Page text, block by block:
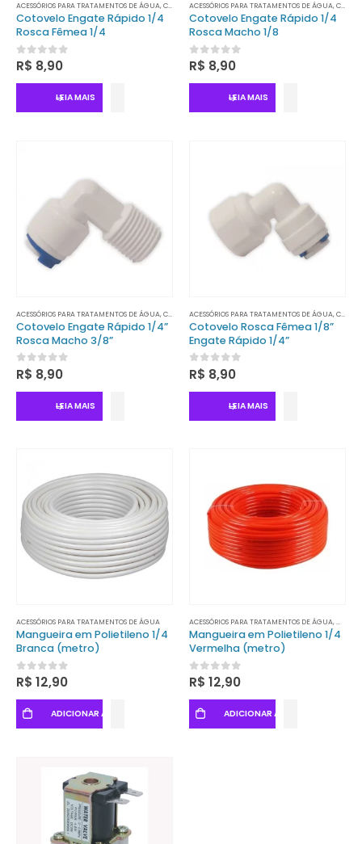
ACESSÓRIOS PARA TRATAMENTOS DE ÁGUA,CONECTORES
Cotovelo Engate Rápido 1/4
Rosca Fêmea 1/4
0out of 5
R$ 8,90
LEIA MAIS
ACESSÓRIOS PARA TRATAMENTOS DE ÁGUA,CONECTORES
Cotovelo Engate Rápido 1/4
Rosca Macho 1/8
0out of 5
R$ 8,90
LEIA MAIS
ACESSÓRIOS PARA TRATAMENTOS DE ÁGUA,CONECTORES ,TRATAMENTO DE ÁGUA
Cotovelo Engate Rápido 1/4”
Rosca Macho 3/8”
0out of 5
R$ 8,90
LEIA MAIS
ACESSÓRIOS PARA TRATAMENTOS DE ÁGUA,CONECTORES
Cotovelo Rosca Fêmea 1/8”
Engate Rápido 1/4”
0out of 5
R$ 8,90
LEIA MAIS
ACESSÓRIOS PARA TRATAMENTOS DE ÁGUA
Mangueira em Polietileno 1/4
Branca (metro)
0out of 5
R$ 12,90
ADICIONAR AO CARRINHO
ACESSÓRIOS PARA TRATAMENTOS DE ÁGUA,
Mangueira em Polietileno 1/4
Vermelha (metro)
0out of 5
R$ 12,90
ADICIONAR AO CARRINHO